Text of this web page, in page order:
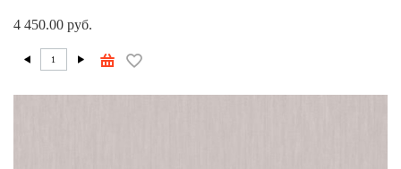
4 450.00 руб.